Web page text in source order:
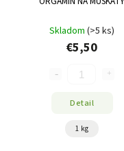
Skladom (>5 ks)
€5,50
Detail
1 kg